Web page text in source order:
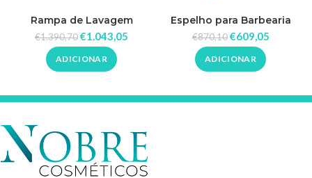
Rampa de Lavagem
Tradicional
€1.390,70€1.043,05
ADICIONAR
Espelho para Barbearia
Richard
€870,10 €609,05
ADICIONAR